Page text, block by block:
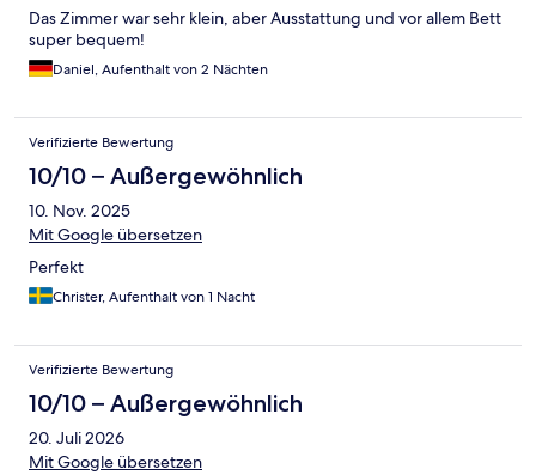
Das Zimmer war sehr klein, aber Ausstattung und vor allem Bett
super bequem!
Daniel, Aufenthalt von 2 Nächten
Verifizierte Bewertung
10/10 – Außergewöhnlich
10. Nov. 2025
Mit Google übersetzen
Perfekt
Christer, Aufenthalt von 1 Nacht
Verifizierte Bewertung
10/10 – Außergewöhnlich
20. Juli 2026
Mit Google übersetzen